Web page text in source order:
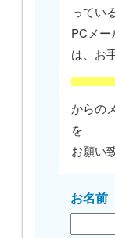
ってい
PCメ
は、お
からの
を
お願い
お名前